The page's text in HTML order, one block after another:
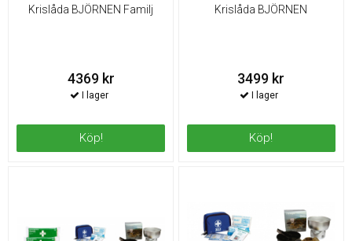
Krislåda BJÖRNEN Familj
4369 kr
Köp!
Krislåda BJÖRNEN
3499 kr
Köp!